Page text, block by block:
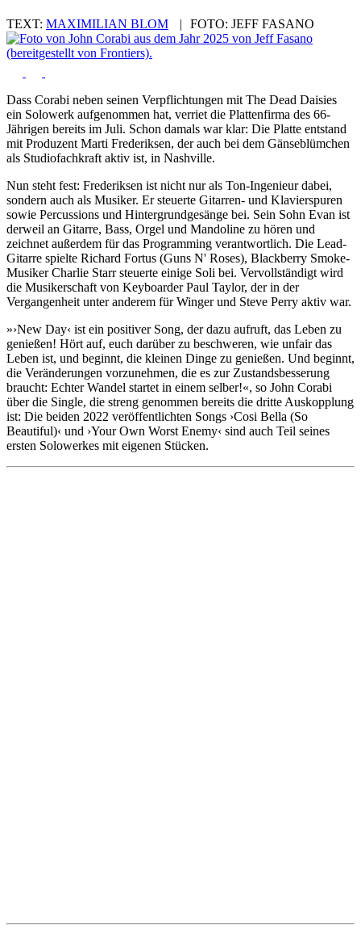
TEXT: MAXIMILIAN BLOM | FOTO: JEFF FASANO
Dass Corabi neben seinen Verpflichtungen mit The Dead Daisies
ein Solowerk aufgenommen hat, verriet die Plattenfirma des 66-
Jährigen bereits im Juli. Schon damals war klar: Die Platte entstand
mit Produzent Marti Frederiksen, der auch bei dem Gänseblümchen
als Studiofachkraft aktiv ist, in Nashville.
Nun steht fest: Frederiksen ist nicht nur als Ton-Ingenieur dabei,
sondern auch als Musiker. Er steuerte Gitarren- und Klavierspuren
sowie Percussions und Hintergrundgesänge bei. Sein Sohn Evan ist
derweil an Gitarre, Bass, Orgel und Mandoline zu hören und
zeichnet außerdem für das Programming verantwortlich. Die Lead-
Gitarre spielte Richard Fortus (Guns N' Roses), Blackberry Smoke-
Musiker Charlie Starr steuerte einige Soli bei. Vervollständigt wird
die Musikerschaft von Keyboarder Paul Taylor, der in der
Vergangenheit unter anderem für Winger und Steve Perry aktiv war.
»›New Day‹ ist ein positiver Song, der dazu aufruft, das Leben zu
genießen! Hört auf, euch darüber zu beschweren, wie unfair das
Leben ist, und beginnt, die kleinen Dinge zu genießen. Und beginnt,
die Veränderungen vorzunehmen, die es zur Zustandsbesserung
braucht: Echter Wandel startet in einem selber!«, so John Corabi
über die Single, die streng genommen bereits die dritte Auskopplung
ist: Die beiden 2022 veröffentlichten Songs ›Cosi Bella (So
Beautiful)‹ und ›Your Own Worst Enemy‹ sind auch Teil seines
ersten Solowerkes mit eigenen Stücken.